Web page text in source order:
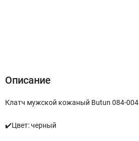
Описание
Клатч мужской кожаный Butun 084-004
✔️Цвет: черный